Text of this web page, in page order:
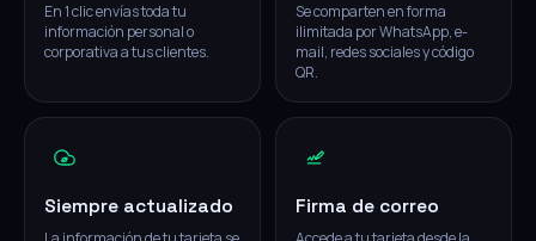
En 1 clic envías toda tu
información personal o
corporativa a tus clientes.
Se comparten en forma
ilimitada por WhatsApp, e-
mail, redes sociales y código
QR.
Siempre actualizado Firma de correo